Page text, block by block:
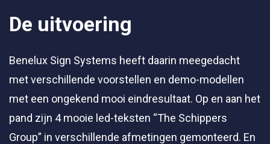
De uitvoering
Benelux Sign Systems heeft daarin meegedacht
met verschillende voorstellen en demo-modellen
met een ongekend mooi eindresultaat. Op en aan het
pand zijn 4 mooie led-teksten “The Schippers
Group” in verschillende afmetingen gemonteerd. En